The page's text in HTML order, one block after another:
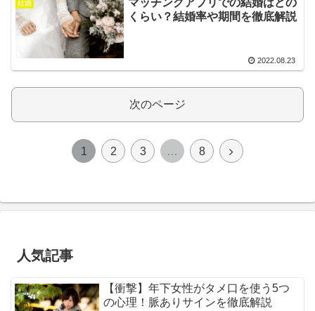
結婚
くらい？結婚率や期間を徹底解説
2022.08.23
次のページ
1 2 3 … 8
次
人気記事
【衝撃】年下女性がタメ口を使う5つ
の心理！脈ありサインを徹底解説